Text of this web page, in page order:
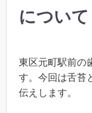
について
東区元町駅前の
す。今回は舌苔
伝えします。